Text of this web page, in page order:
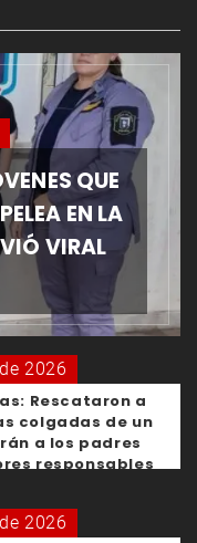
QUE
EN LA
VIRAL
2026
Rescataron a
colgadas de un
a los padres
responsables
2026